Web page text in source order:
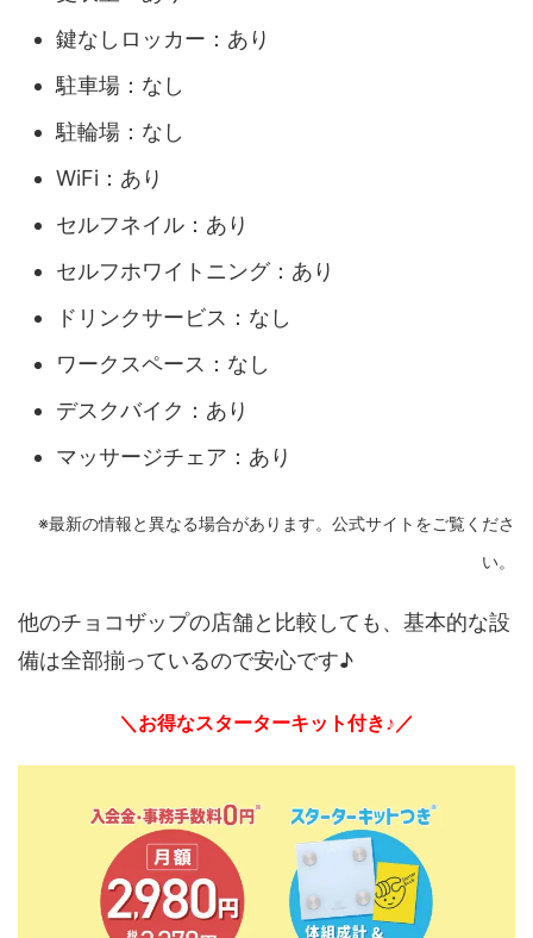
鍵なしロッカー：あり
駐車場：なし
駐輪場：なし
WiFi：あり
セルフネイル：あり
セルフホワイトニング：あり
ドリンクサービス：なし
ワークスペース：なし
デスクバイク：あり
マッサージチェア：あり
※最新の情報と異なる場合があります。公式サイトをご覧くださ
い。
他のチョコザップの店舗と比較しても、基本的な設
備は全部揃っているので安心です♪
＼お得なスターターキット付き♪／